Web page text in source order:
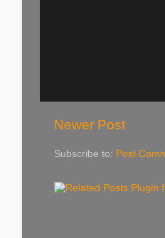
Newer Post
Subscribe to: Post